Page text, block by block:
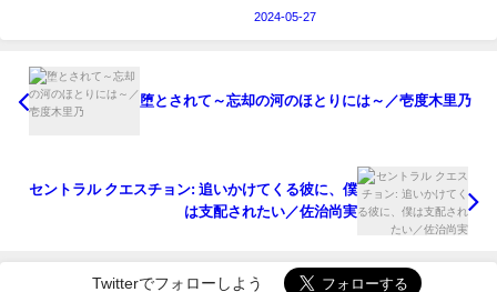
2024-05-27
堕とされて～忘却の河のほとりには～／壱度木里乃
セントラル クエスチョン: 追いかけてくる彼に、僕
は支配されたい／佐治尚実
Twitterでフォローしよう